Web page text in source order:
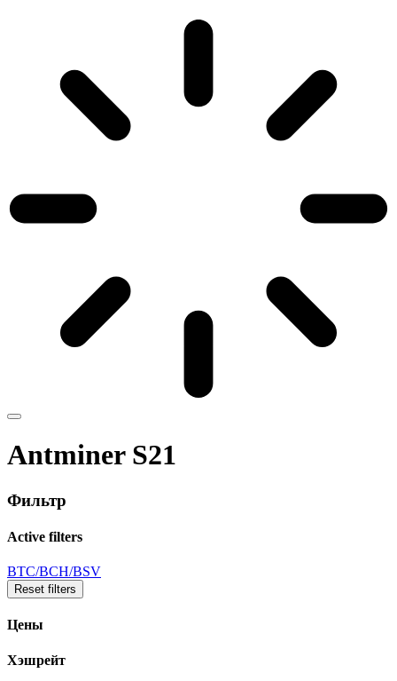
Antminer S21
Фильтр
Active filters
BTC/BCH/BSV
Reset filters
Цены
Хэшрейт